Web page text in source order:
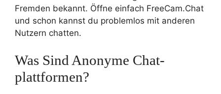
Fremden bekannt. Öffne einfach FreeCam.Chat
und schon kannst du problemlos mit anderen
Nutzern chatten.
Was Sind Anonyme Chat-
plattformen?